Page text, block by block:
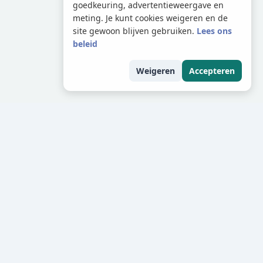
goedkeuring, advertentieweergave en
meting. Je kunt cookies weigeren en de
site gewoon blijven gebruiken. Lees ons
beleid
Weigeren Accepteren